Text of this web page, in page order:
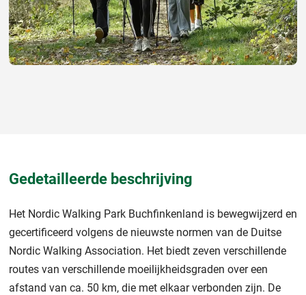
Gedetailleerde beschrijving
Het Nordic Walking Park Buchfinkenland is bewegwijzerd en
gecertificeerd volgens de nieuwste normen van de Duitse
Nordic Walking Association. Het biedt zeven verschillende
routes van verschillende moeilijkheidsgraden over een
afstand van ca. 50 km, die met elkaar verbonden zijn. De